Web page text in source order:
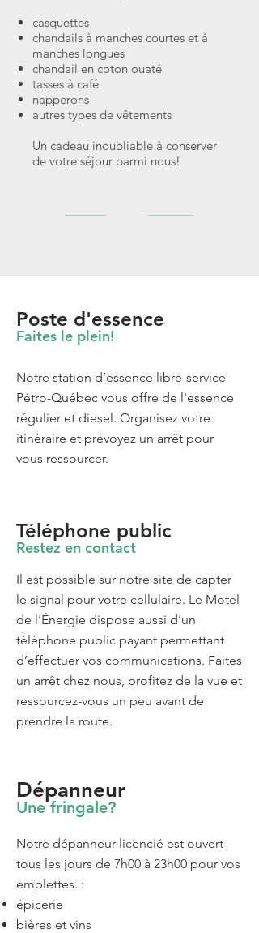
casquettes
chandails à manches courtes et à
manches longues
chandail en coton ouaté
tasses à café
napperons
autres types de vêtements
Un cadeau inoubliable à conserver
de votre séjour parmi nous!
Poste d'essence
Faites le plein!
Notre station d’essence libre-service
Pétro-Québec vous offre de l'essence
régulier et diesel. Organisez votre
itinéraire et prévoyez un arrêt pour
vous ressourcer.
Téléphone public
Restez en contact
Il est possible sur notre site de capter
le signal pour votre cellulaire. Le Motel
de l’Énergie dispose aussi d’un
téléphone public payant permettant
d’effectuer vos communications. Faites
un arrêt chez nous, profitez de la vue et
ressourcez-vous un peu avant de
prendre la route.
Dépanneur
Une fringale?
Notre dépanneur licencié est ouvert
tous les jours de 7h00 à 23h00 pour vos
emplettes. :
épicerie
bières et vins